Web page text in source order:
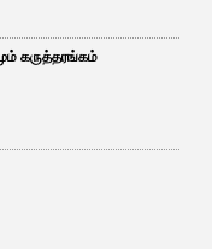
கருத்தரங்கம்